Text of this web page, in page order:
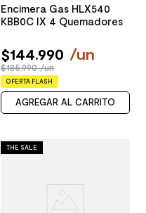
Encimera Gas HLX540
KBB0C IX 4 Quemadores
$144.990 /un
$185.990 /un
OFERTA FLASH
AGREGAR AL CARRITO
THE SALE